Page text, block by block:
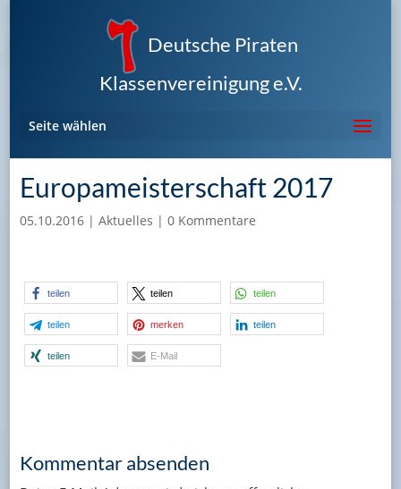
Deutsche Piraten
Klassenvereinigung e.V.
Seite wählen
Europameisterschaft 2017
05.10.2016| Aktuelles | 0 Kommentare
teilen teilen teilen
teilen merken teilen
teilen E-Mail
Kommentar absenden